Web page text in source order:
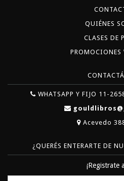
QUIÉNES
CLASES DE
PROMOCIONES
WHATSAPP Y FIJO 11-
Acevedo
¿QUERÉS ENTERARTE DE
¡Registrate